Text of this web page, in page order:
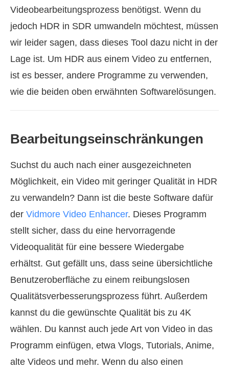
Videobearbeitungsprozess benötigst. Wenn du
jedoch HDR in SDR umwandeln möchtest, müssen
wir leider sagen, dass dieses Tool dazu nicht in der
Lage ist. Um HDR aus einem Video zu entfernen,
ist es besser, andere Programme zu verwenden,
wie die beiden oben erwähnten Softwarelösungen.
Bearbeitungseinschränkungen
Suchst du auch nach einer ausgezeichneten
Möglichkeit, ein Video mit geringer Qualität in HDR
zu verwandeln? Dann ist die beste Software dafür
der Vidmore Video Enhancer. Dieses Programm
stellt sicher, dass du eine hervorragende
Videoqualität für eine bessere Wiedergabe
erhältst. Gut gefällt uns, dass seine übersichtliche
Benutzeroberfläche zu einem reibungslosen
Qualitätsverbesserungsprozess führt. Außerdem
kannst du die gewünschte Qualität bis zu 4K
wählen. Du kannst auch jede Art von Video in das
Programm einfügen, etwa Vlogs, Tutorials, Anime,
alte Videos und mehr. Wenn du also einen